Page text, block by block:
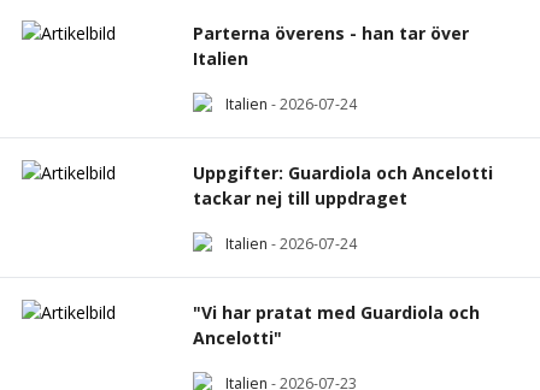
Parterna överens - han tar över
Italien
Italien -2026-07-24
Uppgifter: Guardiola och Ancelotti
tackar nej till uppdraget
Italien -2026-07-24
"Vi har pratat med Guardiola och
Ancelotti"
Italien -2026-07-23